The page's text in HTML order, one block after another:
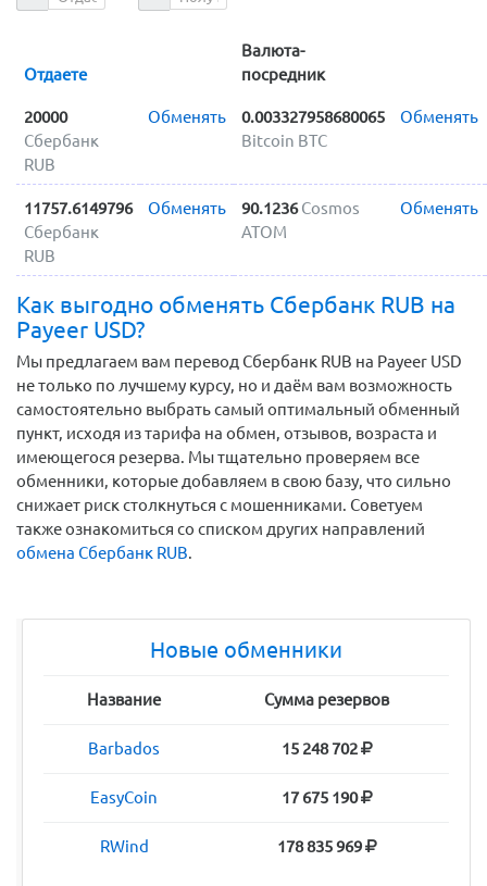
Отдаете
Валюта-
посредник
20000
Сбербанк
RUB
Обменять
0.003327958680065
Bitcoin BTC
Обменять
11757.6149796
Сбербанк
RUB
Обменять 90.1236 Cosmos
ATOM
Обменять
Как выгодно обменять Сбербанк RUB на
Payeer USD?
Мы предлагаем вам перевод Сбербанк RUB на Payeer USD
не только по лучшему курсу, но и даём вам возможность
самостоятельно выбрать самый оптимальный обменный
пункт, исходя из тарифа на обмен, отзывов, возраста и
имеющегося резерва. Мы тщательно проверяем все
обменники, которые добавляем в свою базу, что сильно
снижает риск столкнуться с мошенниками. Советуем
также ознакомиться со списком других направлений
обмена Сбербанк RUB.
Новые обменники
Название Сумма резервов
Barbados 15 248 702
EasyCoin 17 675 190
RWind 178 835 969